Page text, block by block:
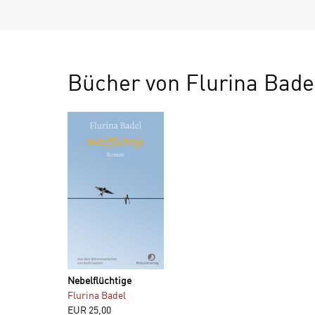
Bücher von Flurina
Nebelflüchtige
Flurina Badel
EUR 25,00